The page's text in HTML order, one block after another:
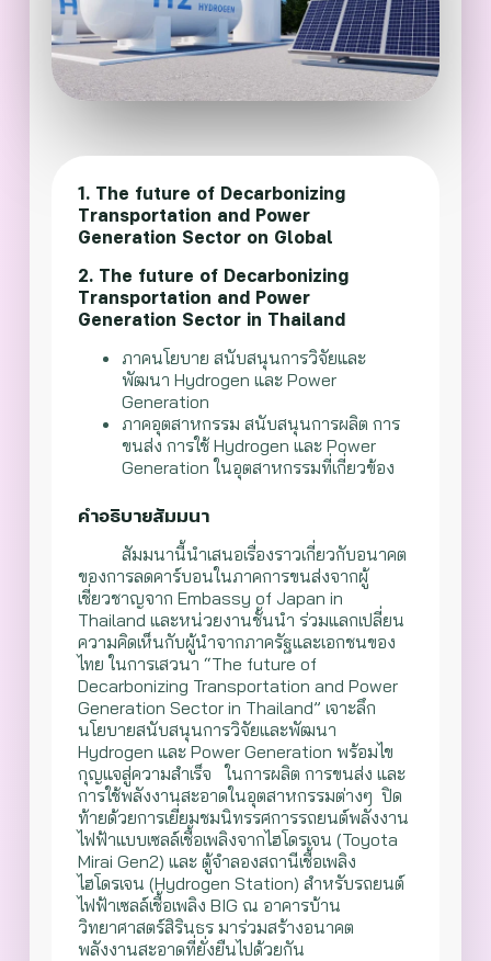
1. The future of Decarbonizing
Transportation and Power
Generation Sector on Global
2. The future of Decarbonizing
Transportation and Power
Generation Sector in Thailand
ภาคนโยบาย สนับสนุนการวิจัยและ
พัฒนา Hydrogen และ Power
Generation
ภาคอุตสาหกรรม สนับสนุนการผลิต การ
ขนส่ง การใช้ Hydrogen และ Power
Generation ในอุตสาหกรรมที่เกี่ยวข้อง
คำอธิบายสัมมนา
สัมมนานี้นำเสนอเรื่องราวเกี่ยวกับอนาคต
ของการลดคาร์บอนในภาคการขนส่งจากผู้
เชี่ยวชาญจาก Embassy of Japan in
Thailand และหน่วยงานชั้นนำ ร่วมแลกเปลี่ยน
ความคิดเห็นกับผู้นำจากภาครัฐและเอกชนของ
ไทย ในการเสวนา “The future of
Decarbonizing Transportation and Power
Generation Sector in Thailand” เจาะลึก
นโยบายสนับสนุนการวิจัยและพัฒนา
Hydrogen และ Power Generation พร้อมไข
กุญแจสู่ความสำเร็จ ในการผลิต การขนส่ง และ
การใช้พลังงานสะอาดในอุตสาหกรรมต่างๆ ปิด
ท้ายด้วยการเยี่ยมชมนิทรรศการรถยนต์พลังงาน
ไฟฟ้าแบบเซลล์เชื้อเพลิงจากไฮโดรเจน (Toyota
Mirai Gen2) และ ตู้จำลองสถานีเชื้อเพลิง
ไฮโดรเจน (Hydrogen Station) สำหรับรถยนต์
ไฟฟ้าเซลล์เชื้อเพลิง BIG ณ อาคารบ้าน
วิทยาศาสตร์สิรินธร มาร่วมสร้างอนาคต
พลังงานสะอาดที่ยั่งยืนไปด้วยกัน